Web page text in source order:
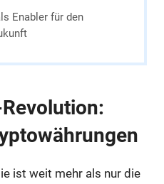
Enabler für den
ist weit mehr als nur die